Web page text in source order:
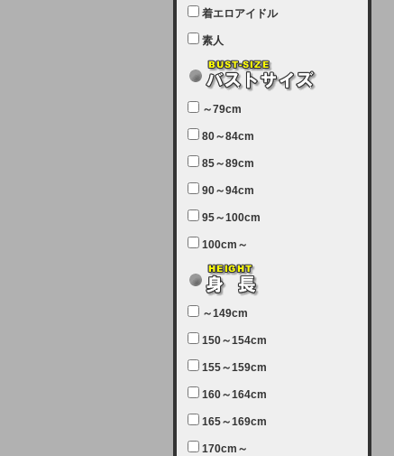
【サーバーメンテナンス完了のお知
本日、サーバーメンテナンスのため
ユーザー様には大変ご迷惑をおかけ
しました。無事、メンテナンスが完
致します。
2025-06-11 (水)
【サーバーメンテナンス実施につい
7月5日（土曜日）午前7：00から午
テナンスを実施します。ユーザー様
にはご迷惑をおかけしますがご理解
いただけます様、宜しくお願い致し
【クレジットカード決済について
②】
現在、クレジットカード決済はJCB
のみになっております。大変ご迷惑
着エロアイドル
素人
～79cm
80～84cm
85～89cm
90～94cm
95～100cm
100cm～
～149cm
150～154cm
155～159cm
160～164cm
165～169cm
170cm～